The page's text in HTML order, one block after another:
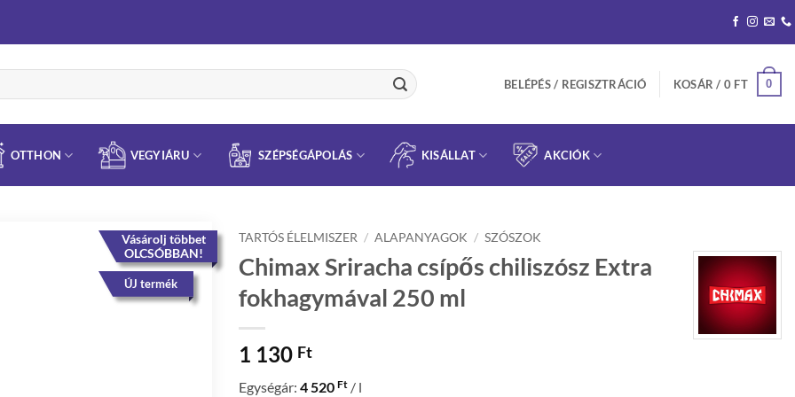
BELÉPÉS / REGISZTRÁCIÓ KOSÁR / 0 FT 0
OTTHON VEGYIÁRU SZÉPSÉGÁPOLÁS KISÁLLAT AKCIÓK
Vásárolj többet
OLCSÓBBAN!
ÚJ termék
TARTÓS ÉLELMISZER / ALAPANYAGOK / SZÓSZOK
Chimax Sriracha csípős chiliszósz Extra
fokhagymával 250 ml
1 130 Ft
Egységár: 4 520 Ft / l